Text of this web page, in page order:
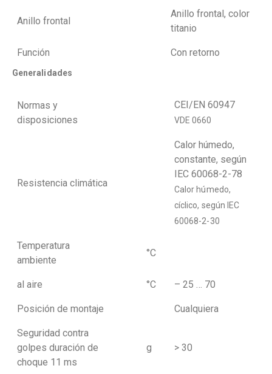
Anillo frontal
Anillo frontal, color
titanio
Función Con retorno
Generalidades
Normas y
disposiciones
CEI/EN 60947
VDE 0660
Resistencia climática
Calor húmedo,
constante, según
IEC 60068-2-78
Calor húmedo,
cíclico, según IEC
60068-2-30
Temperatura
ambiente
°C
al aire °C – 25 … 70
Posición de montaje Cualquiera
Seguridad contra
golpes duración de
choque 11 ms
g > 30